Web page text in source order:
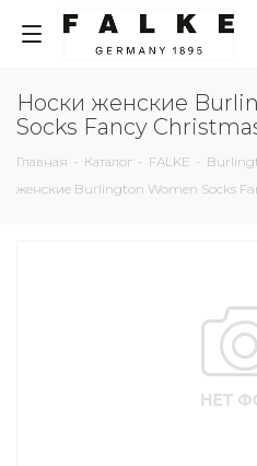
Носки женские
Socks Fancy
Главная - Каталог - FALKE -
женские Burlington Women Socks